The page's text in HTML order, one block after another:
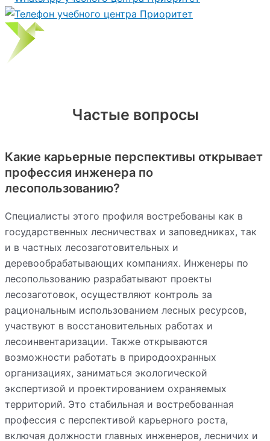
Частые вопросы
Какие карьерные перспективы открывает
профессия инженера по
лесопользованию?
Специалисты этого профиля востребованы как в
государственных лесничествах и заповедниках, так
и в частных лесозаготовительных и
деревообрабатывающих компаниях. Инженеры по
лесопользованию разрабатывают проекты
лесозаготовок, осуществляют контроль за
рациональным использованием лесных ресурсов,
участвуют в восстановительных работах и
лесоинвентаризации. Также открываются
возможности работать в природоохранных
организациях, заниматься экологической
экспертизой и проектированием охраняемых
территорий. Это стабильная и востребованная
профессия с перспективой карьерного роста,
включая должности главных инженеров, лесничих и